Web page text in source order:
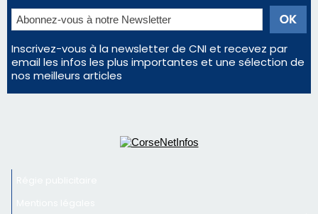
Régie publicitaire
Mentions légales
Nous contacter